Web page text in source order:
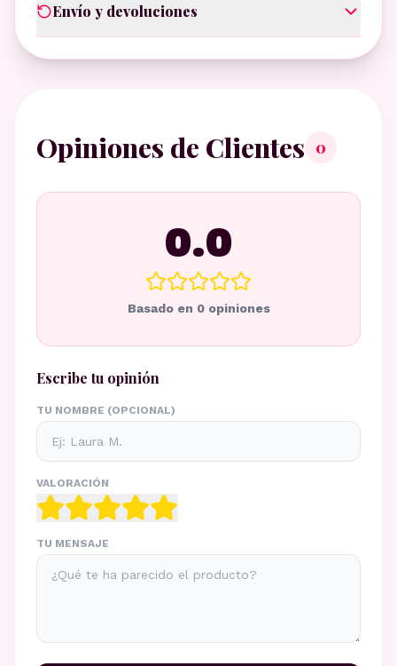
Envío y devoluciones
Opiniones de Clientes 0
0.0
Basado en 0opiniones
Escribe tu opinión
TU NOMBRE (OPCIONAL)
VALORACIÓN
TU MENSAJE